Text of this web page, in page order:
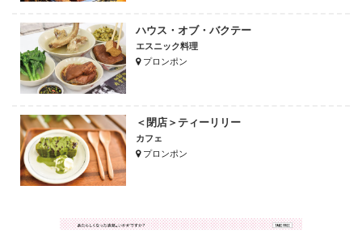
ハウス・オブ・バクテー
エスニック料理
プロンポン
＜閉店＞ティーリリー
カフェ
プロンポン